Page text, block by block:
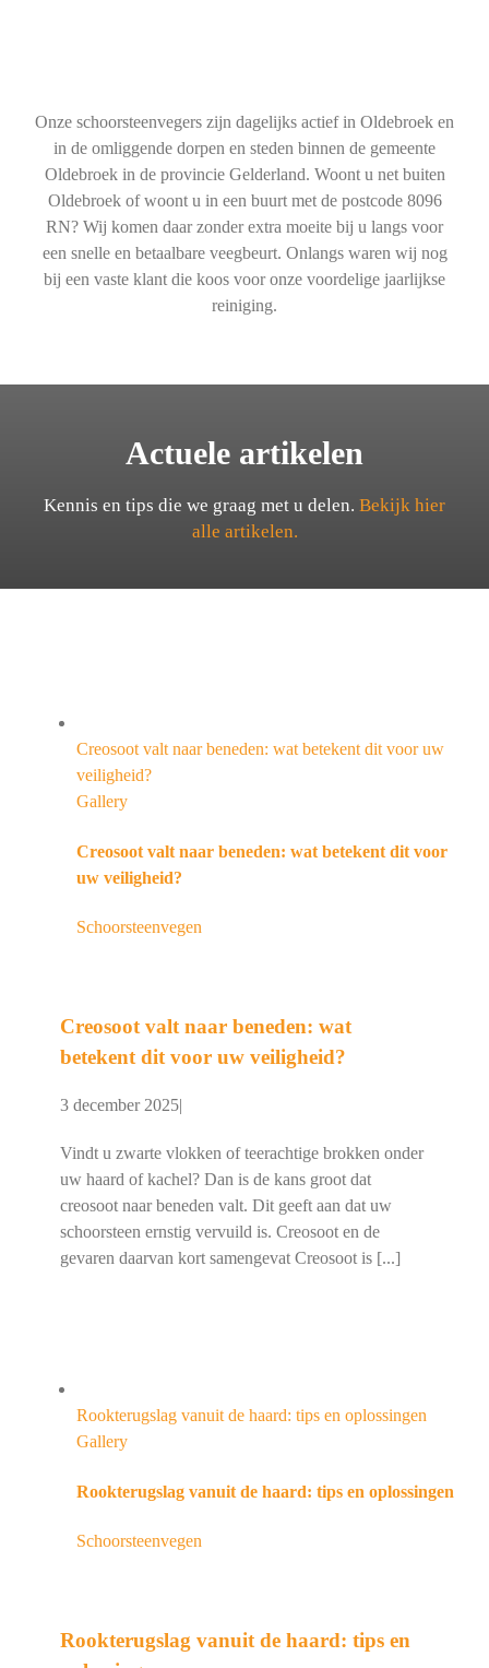
Onze schoorsteenvegers zijn dagelijks actief in Oldebroek en
in de omliggende dorpen en steden binnen de gemeente
Oldebroek in de provincie Gelderland. Woont u net buiten
Oldebroek of woont u in een buurt met de postcode 8096
RN? Wij komen daar zonder extra moeite bij u langs voor
een snelle en betaalbare veegbeurt. Onlangs waren wij nog
bij een vaste klant die koos voor onze voordelige jaarlijkse
reiniging.
Actuele artikelen
Kennis en tips die we graag met u delen. Bekijk hier
alle artikelen.
Creosoot valt naar beneden: wat betekent dit voor uw
veiligheid?
Gallery
Creosoot valt naar beneden: wat betekent dit voor
uw veiligheid?
Schoorsteenvegen
Creosoot valt naar beneden: wat
betekent dit voor uw veiligheid?
3 december 2025|
Vindt u zwarte vlokken of teerachtige brokken onder
uw haard of kachel? Dan is de kans groot dat
creosoot naar beneden valt. Dit geeft aan dat uw
schoorsteen ernstig vervuild is. Creosoot en de
gevaren daarvan kort samengevat Creosoot is [...]
Rookterugslag vanuit de haard: tips en oplossingen
Gallery
Rookterugslag vanuit de haard: tips en oplossingen
Schoorsteenvegen
Rookterugslag vanuit de haard: tips en